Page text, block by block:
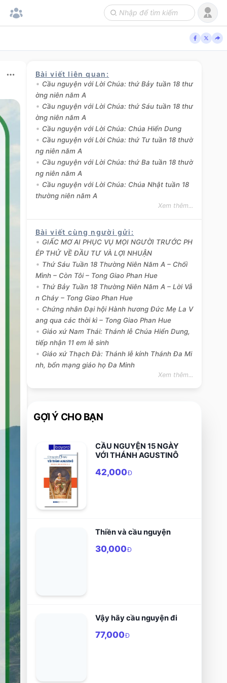
Bài viết liên quan :
Cầu nguyện với Lời Chúa: thứ Bảy tuần 18 thư
ờng niên năm A
Cầu nguyện với Lời Chúa: thứ Sáu tuần 18 thư
ờng niên năm A
Cầu nguyện với Lời Chúa: Chúa Hiển Dung
Cầu nguyện với Lời Chúa: thứ Tư tuần 18 thườ
ng niên năm A
Cầu nguyện với Lời Chúa: thứ Ba tuần 18 thườ
ng niên năm A
Cầu nguyện với Lời Chúa: Chúa Nhật tuần 18
thường niên năm A
Xem thêm...
Bài viết cùng người gửi :
GIẤC MƠ AI PHỤC VỤ MỌI NGƯỜI TRƯỚC PH
ÉP THỬ VỀ ĐẦU TƯ VÀ LỢI NHUẬN
Thứ Sáu Tuần 18 Thường Niên Năm A – Chối
Mình – Còn Tôi – Tong Giao Phan Hue
Thứ Bảy Tuần 18 Thường Niên Năm A – Lời Vẫ
n Cháy – Tong Giao Phan Hue
Chứng nhân Đại hội Hành hương Đức Mẹ La V
ang qua các thời kì – Tong Giao Phan Hue
Giáo xứ Nam Thái: Thánh lễ Chúa Hiển Dung,
tiếp nhận 11 em lễ sinh
Giáo xứ Thạch Đà: Thánh lễ kính Thánh Đa Mi
nh, bổn mạng giáo họ Đa Minh
Xem thêm...
GỢI Ý CHO BẠN
CẦU NGUYỆN 15 NGÀY
VỚI THÁNH AGUSTINÔ
42,000Đ
Thiền và cầu nguyện
30,000Đ
Vậy hãy cầu nguyện đi
77,000Đ